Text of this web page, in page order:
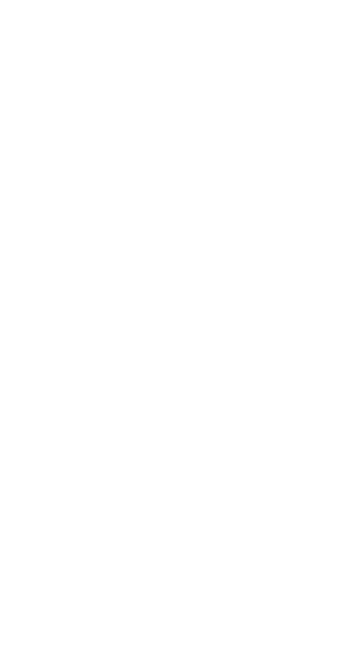
delen ook
kunnen
uw gebruik van